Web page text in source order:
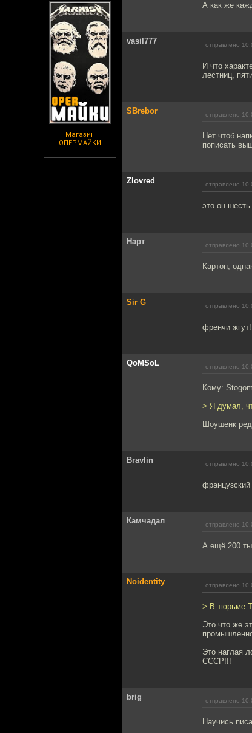
Магазин
ОПЕРМАЙКИ
А как же
vasil777 отправлено
И что
лестниц,
SBrebor отправлено
Нет чтоб
пописать
Zlovred отправлено
это он
Нарт отправлено
Картон,
Sir G отправлено
френчи
QoMSoL отправлено
Кому:
> Я думал,
Шоушенк
Bravlin отправлено
Камчадал отправлено
А ещё 200
Noidentity отправлено
> В тюрьме
Это что же
Это наглая
СССР!!!
brig отправлено
Научись